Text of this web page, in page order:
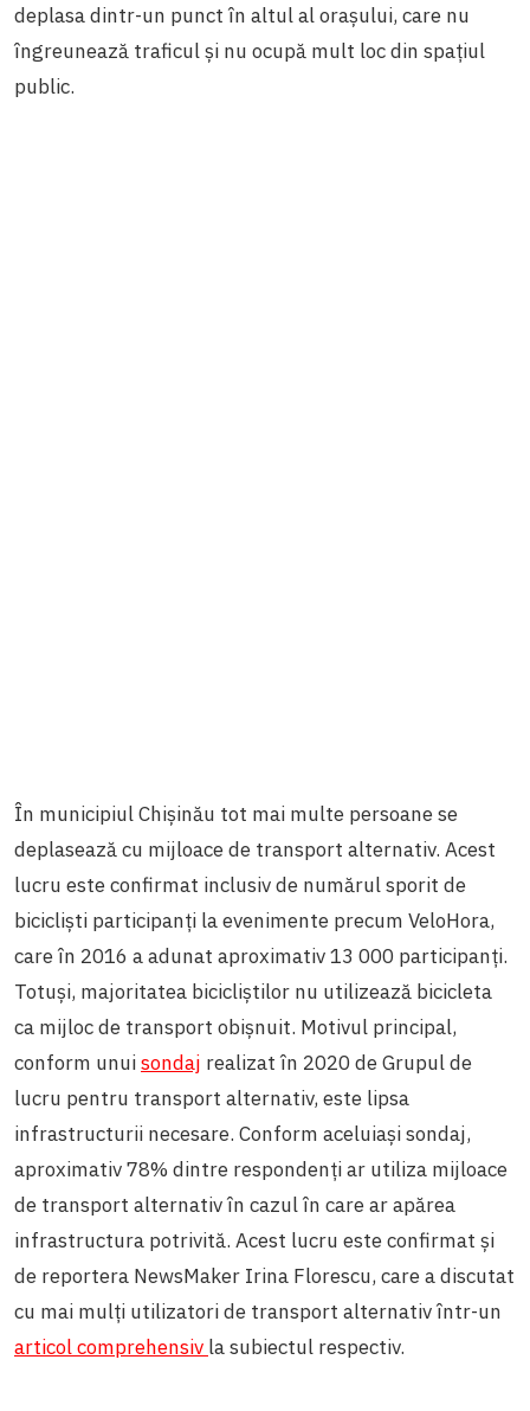
deplasa dintr-un punct în altul al orașului, care nu
îngreunează traficul și nu ocupă mult loc din spațiul
public.
În municipiul Chișinău tot mai multe persoane se
deplasează cu mijloace de transport alternativ. Acest
lucru este confirmat inclusiv de numărul sporit de
bicicliști participanți la evenimente precum VeloHora,
care în 2016 a adunat aproximativ 13 000 participanți.
Totuși, majoritatea bicicliștilor nu utilizează bicicleta
ca mijloc de transport obișnuit. Motivul principal,
conform unuisondaj realizat în 2020 de Grupul de
lucru pentru transport alternativ, este lipsa
infrastructurii necesare. Conform aceluiași sondaj,
aproximativ 78% dintre respondenți ar utiliza mijloace
de transport alternativ în cazul în care ar apărea
infrastructura potrivită. Acest lucru este confirmat și
de reportera NewsMaker Irina Florescu, care a discutat
cu mai mulți utilizatori de transport alternativ într-un
articol comprehensiv la subiectul respectiv.